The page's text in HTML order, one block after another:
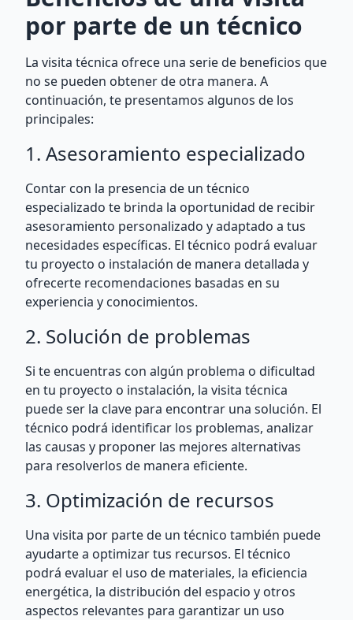
por parte de un técnico
La visita técnica ofrece una serie de beneficios que
no se pueden obtener de otra manera. A
continuación, te presentamos algunos de los
principales:
1. Asesoramiento especializado
Contar con la presencia de un técnico
especializado te brinda la oportunidad de recibir
asesoramiento personalizado y adaptado a tus
necesidades específicas. El técnico podrá evaluar
tu proyecto o instalación de manera detallada y
ofrecerte recomendaciones basadas en su
experiencia y conocimientos.
2. Solución de problemas
Si te encuentras con algún problema o dificultad
en tu proyecto o instalación, la visita técnica
puede ser la clave para encontrar una solución. El
técnico podrá identificar los problemas, analizar
las causas y proponer las mejores alternativas
para resolverlos de manera eficiente.
3. Optimización de recursos
Una visita por parte de un técnico también puede
ayudarte a optimizar tus recursos. El técnico
podrá evaluar el uso de materiales, la eficiencia
energética, la distribución del espacio y otros
aspectos relevantes para garantizar un uso